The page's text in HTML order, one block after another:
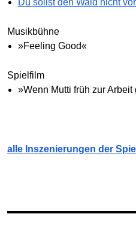
Musikbühne
»Feeling Good«
Spielfilm
»Wenn Mutti früh zur
alle Inszenierungen der